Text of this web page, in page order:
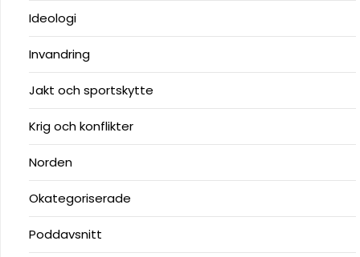
Ideologi
Invandring
Jakt och sportskytte
Krig och konflikter
Norden
Okategoriserade
Poddavsnitt